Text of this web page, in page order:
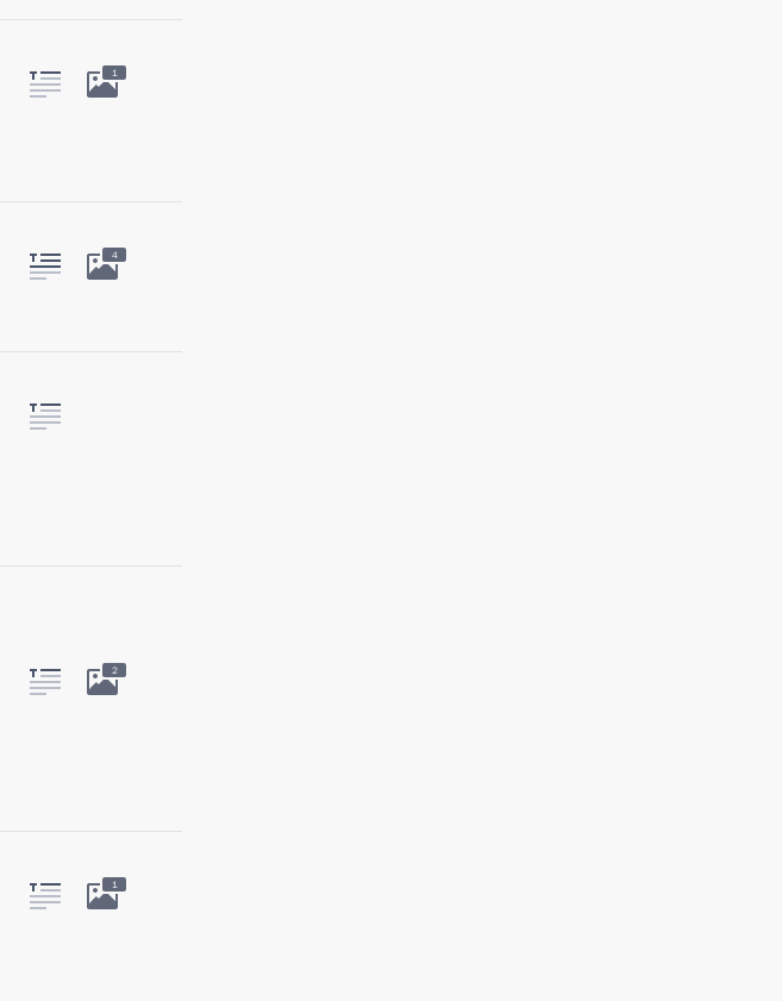
1
4
2
1